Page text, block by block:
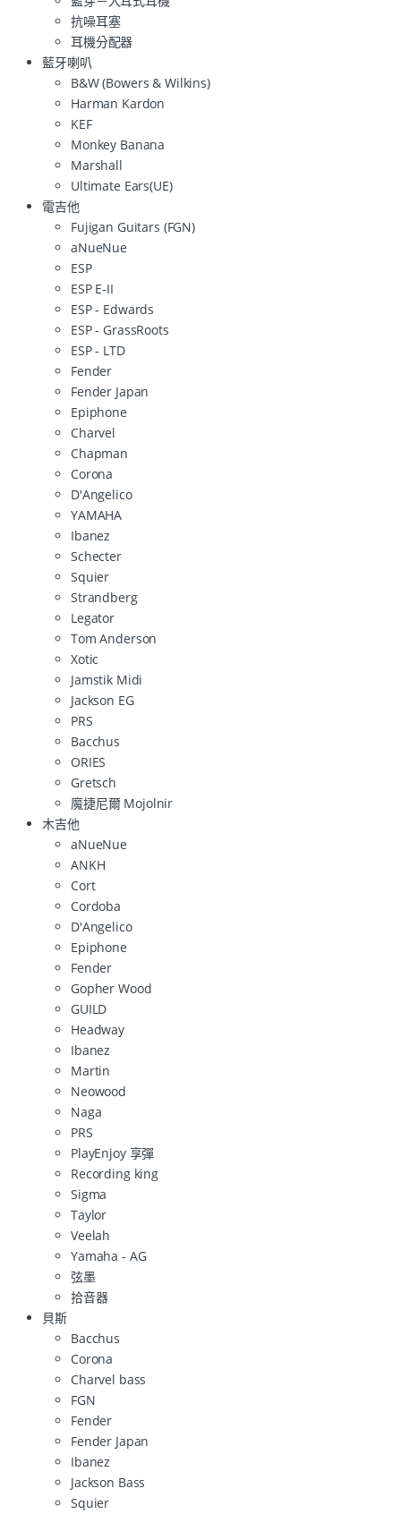
抗噪耳塞
耳機分配器
藍牙喇叭
B&W (Bowers & Wilkins)
Harman Kardon
KEF
Monkey Banana
Marshall
Ultimate Ears(UE)
電吉他
Fujigan Guitars (FGN)
aNueNue
ESP
ESP E-II
ESP - Edwards
ESP - GrassRoots
ESP - LTD
Fender
Fender Japan
Epiphone
Charvel
Chapman
Corona
D'Angelico
YAMAHA
Ibanez
Schecter
Squier
Strandberg
Legator
Tom Anderson
Xotic
Jamstik Midi
Jackson EG
PRS
Bacchus
ORIES
Gretsch
魔捷尼爾 Mojolnir
木吉他
aNueNue
ANKH
Cort
Cordoba
D'Angelico
Epiphone
Fender
Gopher Wood
GUILD
Headway
Ibanez
Martin
Neowood
Naga
PRS
PlayEnjoy 享彈
Recording king
Sigma
Taylor
Veelah
Yamaha - AG
弦墨
拾音器
貝斯
Bacchus
Corona
Charvel bass
FGN
Fender
Fender Japan
Ibanez
Jackson Bass
Squier